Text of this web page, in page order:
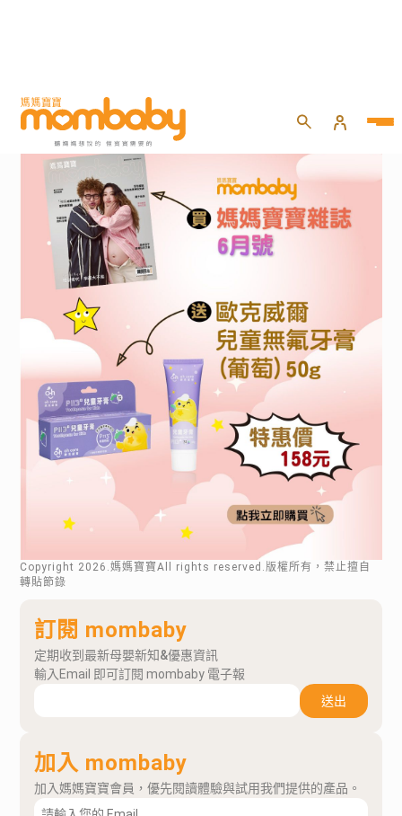
Copyright 2026 .媽媽寶寶All rights reserved.版權所有，禁止擅自
轉貼節錄
訂閱 mombaby
定期收到最新母嬰新知&優惠資訊
輸入Email 即可訂閱 mombaby 電子報
送出
加入 mombaby
加入媽媽寶寶會員，優先閱讀體驗與試用我們提供的產品。